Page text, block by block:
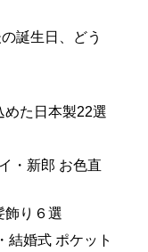
誕生日、どう
めた日本製22選
・新郎 お色直
飾り６選
結婚式 ポケット